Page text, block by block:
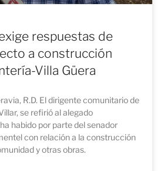
respuestas de
a construcción
Villa Güera
R.D. El dirigente comunitario de
se refirió al alegado
habido por parte del senador
con relación a la construcción
y otras obras.